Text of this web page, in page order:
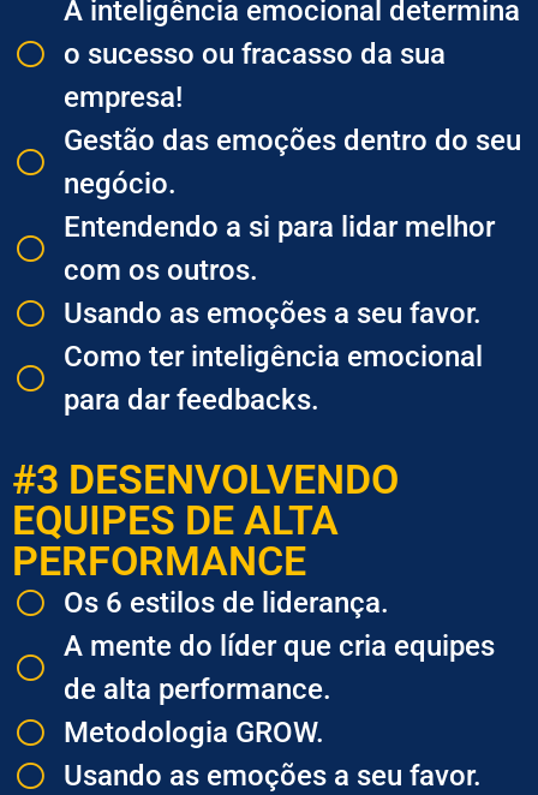
A inteligência emocional determina
o sucesso ou fracasso da sua
empresa!
Gestão das emoções dentro do seu
negócio.
Entendendo a si para lidar melhor
com os outros.
​Usando as emoções a seu favor.
​Como ter inteligência emocional
para dar feedbacks.
#3 DESENVOLVENDO
EQUIPES DE ALTA
PERFORMANCE
Os 6 estilos de liderança.
A mente do líder que cria equipes
de alta performance.
Metodologia GROW.
​Usando as emoções a seu favor.